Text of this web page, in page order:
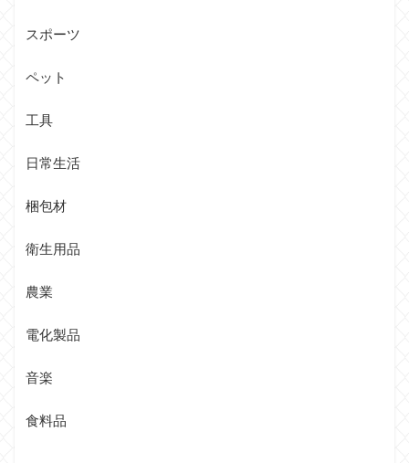
スポーツ
ペット
工具
日常生活
梱包材
衛生用品
農業
電化製品
音楽
食料品